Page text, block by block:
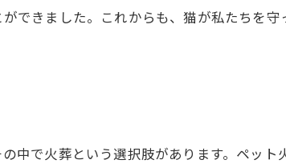
できました。これからも、猫が私たちを
中で火葬という選択肢があります。ペッ